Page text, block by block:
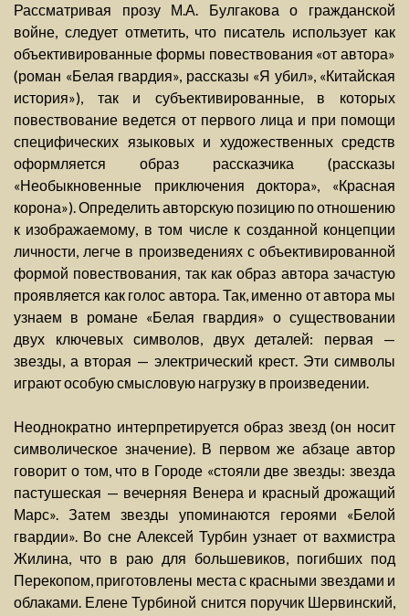
Рассматривая прозу М.А. Булгакова о гражданской
войне, следует отметить, что писатель использует как
объективированные формы повествования «от автора»
(роман «Белая гвардия», рассказы «Я убил», «Китайская
история»), так и субъективированные, в которых
повествование ведется от первого лица и при помощи
специфических языковых и художественных средств
оформляется образ рассказчика (рассказы
«Необыкновенные приключения доктора», «Красная
корона»). Определить авторскую позицию по отношению
к изображаемому, в том числе к созданной концепции
личности, легче в произведениях с объективированной
формой повествования, так как образ автора зачастую
проявляется как голос автора. Так, именно от автора мы
узнаем в романе «Белая гвардия» о существовании
двух ключевых символов, двух деталей: первая —
звезды, а вторая — электрический крест. Эти символы
играют особую смысловую нагрузку в произведении.
Неоднократно интерпретируется образ звезд (он носит
символическое значение). В первом же абзаце автор
говорит о том, что в Городе «стояли две звезды: звезда
пастушеская — вечерняя Венера и красный дрожащий
Марс». Затем звезды упоминаются героями «Белой
гвардии». Во сне Алексей Турбин узнает от вахмистра
Жилина, что в раю для большевиков, погибших под
Перекопом, приготовлены места с красными звездами и
облаками. Елене Турбиной снится поручик Шервинский,